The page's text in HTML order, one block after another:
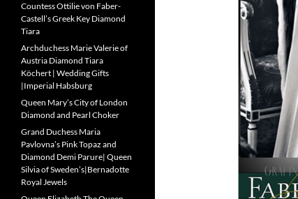
Countess Ottilie von Faber-
Castell’s Greek Key Diamond
Tiara
Archduchess Marie Valerie of
Austria Diamond Tiara
Köchert | Wedding Gifts
|Imperial Habsburg
Queen Mary’s City of London
Diamond and Pearl Choker
Grand Duchess Maria
Pavlovna’s Pink Topaz and
Diamond Demi Parure| Queen
Silvia of Sweden’s|Bernadotte
Royal Jewels